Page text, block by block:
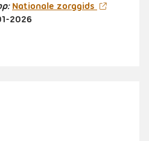
Nationale zorggids
2026